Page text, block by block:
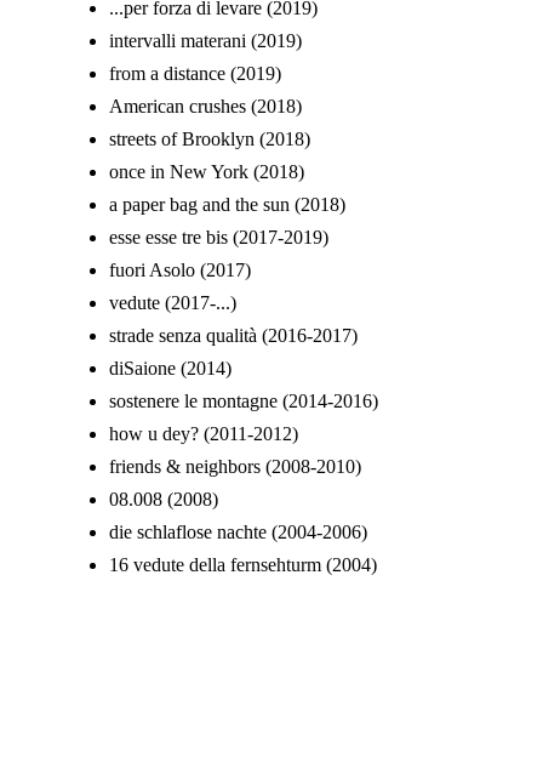
...per forza di levare (2019)
intervalli materani (2019)
from a distance (2019)
American crushes (2018)
streets of Brooklyn (2018)
once in New York (2018)
a paper bag and the sun (2018)
esse esse tre bis (2017-2019)
fuori Asolo (2017)
vedute (2017-...)
strade senza qualità (2016-2017)
diSaione (2014)
sostenere le montagne (2014-2016)
how u dey? (2011-2012)
friends & neighbors (2008-2010)
08.008 (2008)
die schlaflose nachte (2004-2006)
16 vedute della fernsehturm (2004)